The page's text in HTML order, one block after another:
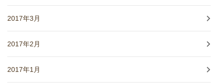
2017年3月
2017年2月
2017年1月